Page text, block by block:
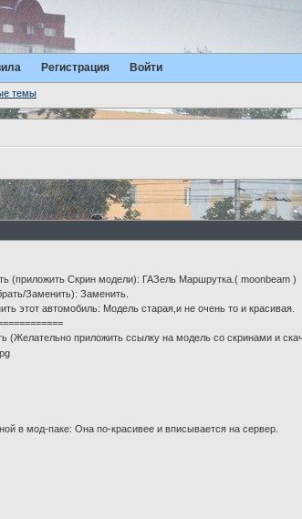
Регистрация Войти
темы
(приложить Скрин модели): ГАЗель Маршрутка.( moonbeam )
Заменить): Заменить.
этот автомобиль: Модель старая,и не очень то и красивая.
(Желательно приложить ссылку на модель со скринами и
в мод-паке: Она по-красивее и вписывается на сервер.